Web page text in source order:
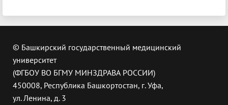
© Башкирский государственный медицинский
университет
(ФГБОУ ВО БГМУ МИНЗДРАВА РОССИИ)
450008, Республика Башкортостан, г. Уфа,
ул. Ленина, д. 3